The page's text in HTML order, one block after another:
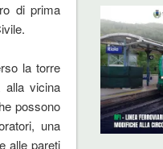
di prima
la torre
alla vicina
possono
una
alle pareti